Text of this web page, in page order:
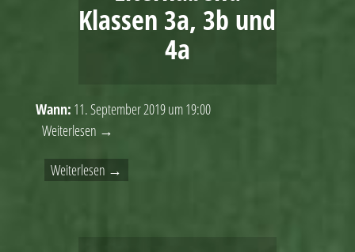
Klassen 3a, 3b und
4a
Wann: 11. September 2019 um 19:00
Weiterlesen →
Weiterlesen →